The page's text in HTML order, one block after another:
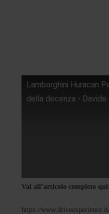
Lamborghini Huracan
della decenza - Davide
Vai all’articolo completo qui:
https://